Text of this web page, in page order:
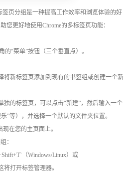
签页分组是一种提高工作效率和浏览体验的好
您更好地使用Chrome的多标签页功能：
的“菜单”按钮（三个垂直点）。
将新标签页添加到现有的书签组或创建一个新
独的标签页，可以点击“新建”，然后输入一个
”等），并选择一个默认的文件夹位置。
在您的主页面上。
：
（Windows/Linux）或
将打开标签管理器。